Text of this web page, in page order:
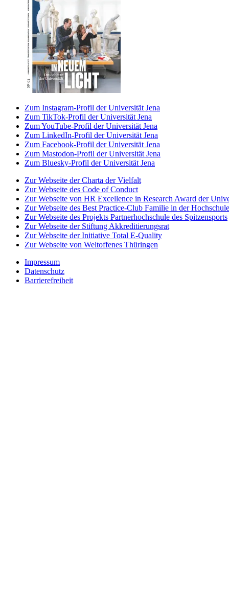
Zum Instagram-Profil der Universität Jena
Zum TikTok-Profil der Universität Jena
Zum YouTube-Profil der Universität Jena
Zum LinkedIn-Profil der Universität Jena
Zum Facebook-Profil der Universität Jena
Zum Mastodon-Profil der Universität Jena
Zum Bluesky-Profil der Universität Jena
Zur Webseite der Charta der Vielfalt
Zur Webseite des Code of Conduct
Zur Webseite von HR Excellence in Research Award der
Zur Webseite des Best Practice-Club Familie in der Hochschule
Zur Webseite des Projekts Partnerhochschule des Spitzensports
Zur Webseite der Stiftung Akkreditierungsrat
Zur Webseite der Initiative Total E-Quality
Zur Webseite von Weltoffenes Thüringen
Impressum
Datenschutz
Barrierefreiheit